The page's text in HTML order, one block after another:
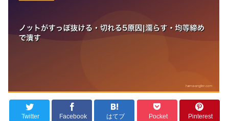
Twitter Facebook はてブ Pocket
Pinterest